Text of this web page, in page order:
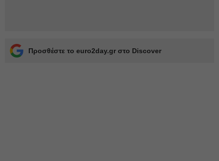
Προσθέστε το euro2day.gr στο Discover